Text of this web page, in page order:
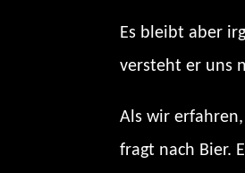
Es bleibt aber
versteht er uns
Als wir
fragt nach Bier.